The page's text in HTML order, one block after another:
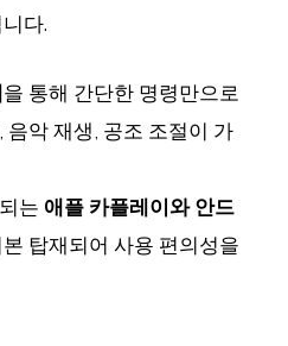
다.
을 통해 간단한 명령만으로
음악 재생, 공조 조절이 가
는 애플 카플레이와 안드
본 탑재되어 사용 편의성을